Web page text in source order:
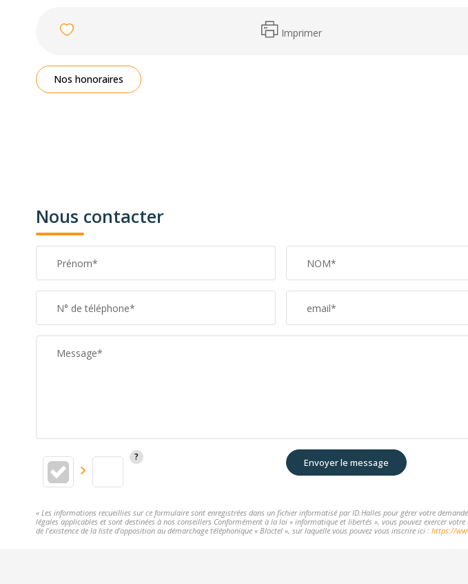
Imprimer
Nos honoraires
Nous contacter
Prénom* NOM*
N° de téléphone* email*
Message*
Envoyer le message
« Les informations recueillies sur ce formulaire sont enregistrées dans un fichier informatisé par ID.Halles pour gérer votre
légales applicables et sont destinées à nos conseillers Conformément à la loi « informatique et libertés », vous pouvez exercer
de l'existence de la liste d'opposition au démarchage téléphonique « Bloctel », sur laquelle vous pouvez vous inscrire ici : https://